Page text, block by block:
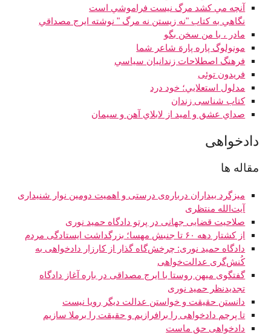
آنچه مي کشد مرگ نيست فراموشي است
نگاهي به کتاب "نه زيستن نه مرگ " نوشته ايرج مصداقي
مادر ، با من سخن بگو
مونولوگ پاره پارهَ شاعر شما
فرهنگ اصطلاحات زندانيان سياسي
فريدون توئى
مدلول استعلايي؛ خود درد
کتاب شناسی زندان
صداي عشق و اميد از لابلاي آهن و سيمان
دادخواهی
مقاله ها
میزگرد بیداران درباره‌ی درستی و اهمیت دومین نوار شنیداری
آیت‌الله منتظری
صلاحیت قضایی جهانی در پرتو دادگاه حمید نوری
از کشتار دهه ۶۰ تا جنبش مهسا؛ بزرگداشت ایستادگی مردم
دادگاه حمید نوری: چرخش‌گاه گذار از کارزار دادخواهی به
کُنش‌گری عدالت‌خواهی
گفتگوی میهن روستا با ایرج مصداقی در باره آغاز دادگاه
تجدیدنظر حمید نوری
دانستن حقیقت و خواستن عدالت دیگر رویا نیست
تا پرچم دادخواهی را برافرازیم و حقیقت را برملا سازیم
دادخواهی حق ماست